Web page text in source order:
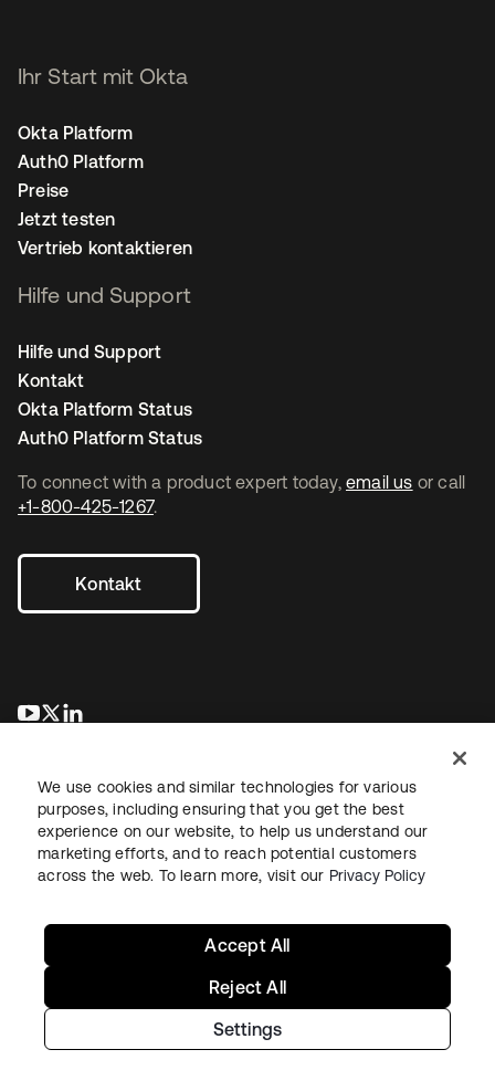
To connect with a product expert today, email us or call
+1-800-425-1267.
Kontakt
wird in einer neuen Registerkarte geöffnet
wird in einer neuen Registerkarte geöffnet
Ihr Start mit Okta
Okta Platform
Auth0 Platform
Preise
Jetzt testen
Vertrieb kontaktieren
Hilfe und Support
Hilfe und Support
Kontakt
Okta Platform Status
Auth0 Platform Status
RechtDatenschutzrichtlinieNutzungsbedingungenSicherheit
Copyright © 2026 Okta. Alle Rechte vorbehalten.
We use cookies and similar technologies for various
purposes, including ensuring that you get the best
experience on our website, to help us understand our
marketing efforts, and to reach potential customers
across the web. To learn more, visit our Privacy Policy
Settings
Reject All
Accept All